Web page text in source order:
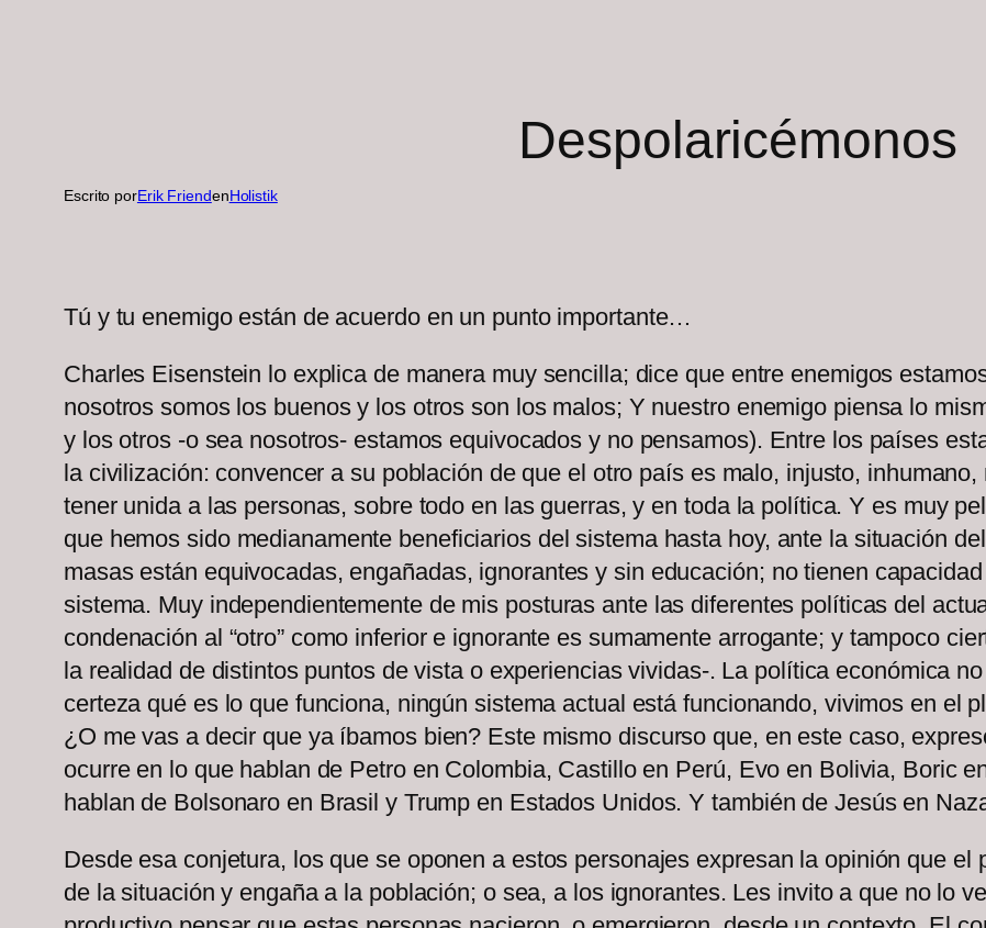
Despolaricémonos
Escrito porErik FriendenHolistik
Tú y tu enemigo están de acuerdo en un punto importante…
Charles Eisenstein lo explica de manera muy sencilla; dice que entre enemigos
nosotros somos los buenos y los otros son los malos; Y nuestro enemigo piensa lo
y los otros -o sea nosotros- estamos equivocados y no pensamos). Entre los países
la civilización: convencer a su población de que el otro país es malo, injusto,
tener unida a las personas, sobre todo en las guerras, y en toda la política. Y es muy
que hemos sido medianamente beneficiarios del sistema hasta hoy, ante la situación
masas están equivocadas, engañadas, ignorantes y sin educación; no tienen
sistema. Muy independientemente de mis posturas ante las diferentes políticas del
condenación al “otro” como inferior e ignorante es sumamente arrogante; y tampoco
la realidad de distintos puntos de vista o experiencias vividas-. La política económica
certeza qué es lo que funciona, ningún sistema actual está funcionando, vivimos en el
¿O me vas a decir que ya íbamos bien? Este mismo discurso que, en este caso,
ocurre en lo que hablan de Petro en Colombia, Castillo en Perú, Evo en Bolivia, Boric
hablan de Bolsonaro en Brasil y Trump en Estados Unidos. Y también de Jesús en
Desde esa conjetura, los que se oponen a estos personajes expresan la opinión que
de la situación y engaña a la población; o sea, a los ignorantes. Les invito a que no lo